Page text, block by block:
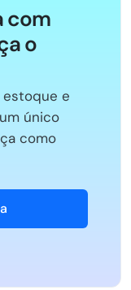
com
o
estoque e
único
como